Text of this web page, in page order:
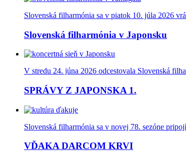
Slovenská filharmónia sa v piatok 10. júla 2026
Slovenská filharmónia v Japonsku
V stredu 24. júna 2026 odcestovala Slovenská
SPRÁVY Z JAPONSKA 1.
Slovenská filharmónia sa v novej 78. sezóne
VĎAKA DARCOM KRVI